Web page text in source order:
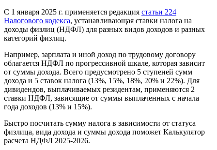
С 1 января 2025 г. применяется редакция статьи 224
Налогового кодекса, устанавливающая ставки налога на
доходы физлиц (НДФЛ) для разных видов доходов и разных
категорий физлиц.
Например, зарплата и иной доход по трудовому договору
облагается НДФЛ по прогрессивной шкале, которая зависит
от суммы дохода. Всего предусмотрено 5 ступеней сумм
дохода и 5 ставок налога (13%, 15%, 18%, 20% и 22%). Для
дивидендов, выплачиваемых резидентам, применяются 2
ставки НДФЛ, зависящие от суммы выплаченных с начала
года доходов (13% и 15%).
Быстро посчитать сумму налога в зависимости от статуса
физлица, вида дохода и суммы дохода поможет Калькулятор
расчета НДФЛ 2025-2026.